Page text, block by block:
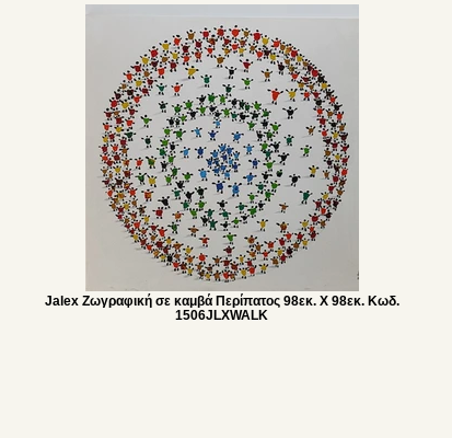
Jalex Ζωγραφική σε καμβά Περίπατος 98εκ. Χ 98εκ. Κωδ.
1506JLXWALK